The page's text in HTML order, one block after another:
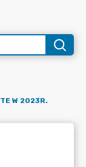
W 2023R.